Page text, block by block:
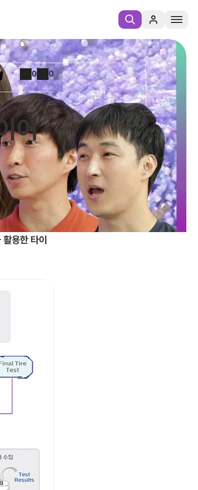
0 0
어
용한 타이